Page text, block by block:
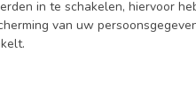
in te schakelen, hiervoor
van uw